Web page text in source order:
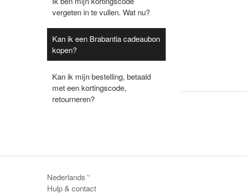
vergeten in te vullen. Wat nu?
Kan ik een Brabantia cadeaubon
kopen?
Kan ik mijn bestelling, betaald
met een kortingscode,
retourneren?
Nederlands
Hulp & contact